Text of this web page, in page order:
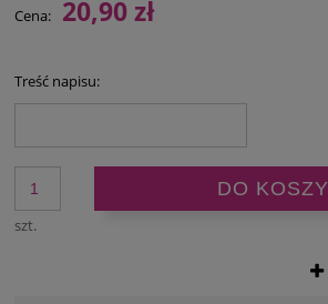
Cena: 20,90 zł
Treść napisu:
szt.
DO